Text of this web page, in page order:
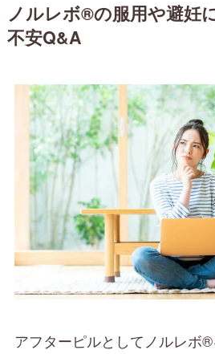
ノルレボ®の服用や避妊
不安Q&A
アフターピルとしてノルレボ